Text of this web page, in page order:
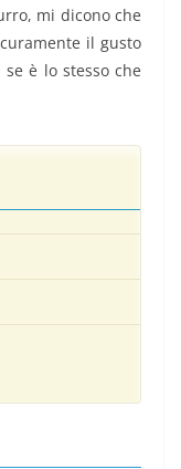
mi dicono che
il gusto
è lo stesso che